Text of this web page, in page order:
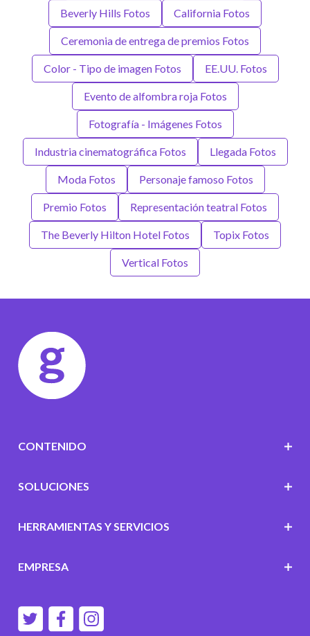
Beverly Hills Fotos California Fotos
Ceremonia de entrega de premios Fotos
Color - Tipo de imagen Fotos EE.UU. Fotos
Evento de alfombra roja Fotos
Fotografía - Imágenes Fotos
Industria cinematográfica Fotos Llegada Fotos
Moda Fotos Personaje famoso Fotos
Premio Fotos Representación teatral Fotos
The Beverly Hilton Hotel Fotos Topix Fotos
Vertical Fotos
CONTENIDO
SOLUCIONES
HERRAMIENTAS Y SERVICIOS
EMPRESA